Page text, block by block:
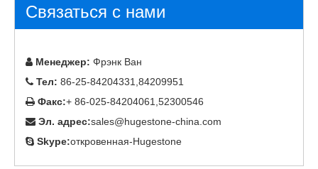
Связаться с нами
 Менеджер: Фрэнк Ван
 Тел: 86-25-84204331,84209951
 Факс:+ 86-025-84204061,52300546
 Эл. адрес:sales@hugestone-china.com
 Skype:откровенная-Hugestone